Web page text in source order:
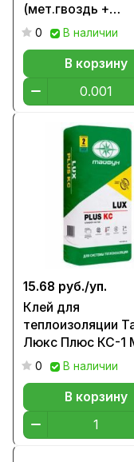
(мет.гвоздь +
заглушка), 180мм
0 В наличии
В корзину
15.68 руб./уп.
Клей для
теплоизоляции
Люкс Плюс КС-1
кг 0 В наличии
В корзину